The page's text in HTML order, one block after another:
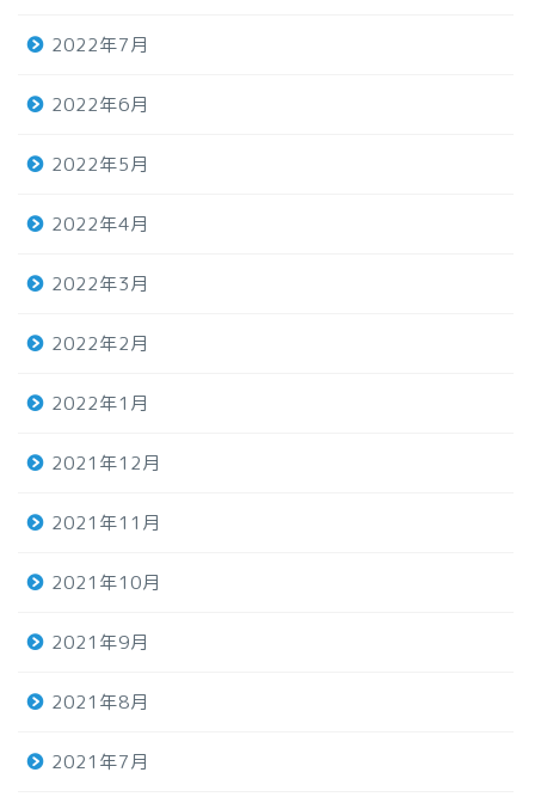
2022年7月
2022年6月
2022年5月
2022年4月
2022年3月
2022年2月
2022年1月
2021年12月
2021年11月
2021年10月
2021年9月
2021年8月
2021年7月